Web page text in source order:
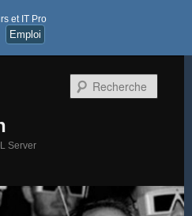
et IT Pro
Emploi
Server